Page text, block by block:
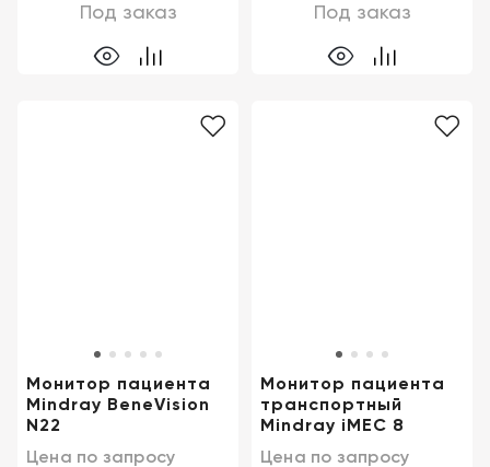
Под заказ Под заказ
Монитор пациента
Mindray BeneVision
N22
Цена по запросу
Монитор пациента
транспортный
Mindray iMEC 8
Цена по запросу